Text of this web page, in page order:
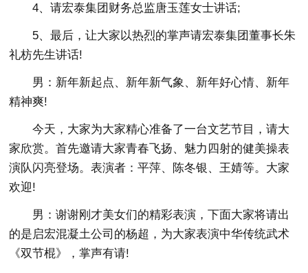
4、请宏泰集团财务总监唐玉莲女士讲话;
5、最后，让大家以热烈的掌声请宏泰集团董事长朱
礼枋先生讲话!
男：新年新起点、新年新气象、新年好心情、新年
精神爽!
今天，大家为大家精心准备了一台文艺节目，请大
家欣赏。首先邀请大家青春飞扬、魅力四射的健美操表
演队闪亮登场。表演者：平萍、陈冬银、王婧等。大家
欢迎!
男：谢谢刚才美女们的精彩表演，下面大家将请出
的是启宏混凝土公司的杨超，为大家表演中华传统武术
《双节棍》，掌声有请!